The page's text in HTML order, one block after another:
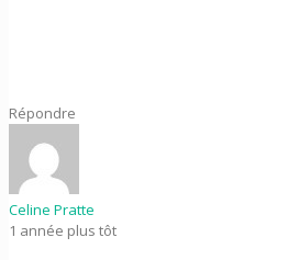
Répondre
Celine Pratte
1 année plus tôt